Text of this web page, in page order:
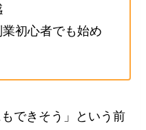
初心者でも始め
できそう」という前